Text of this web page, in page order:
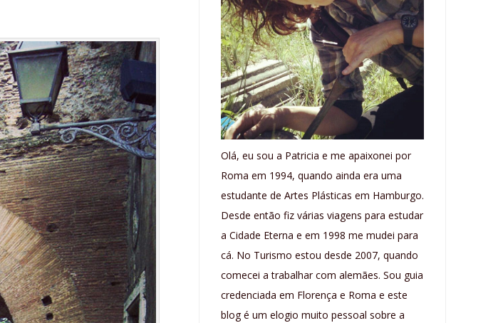
Olá, eu sou a Patricia e me apaixonei por
Roma em 1994, quando ainda era uma
estudante de Artes Plásticas em Hamburgo.
Desde então fiz várias viagens para estudar
a Cidade Eterna e em 1998 me mudei para
cá. No Turismo estou desde 2007, quando
comecei a trabalhar com alemães. Sou guia
credenciada em Florença e Roma e este
blog é um elogio muito pessoal sobre a